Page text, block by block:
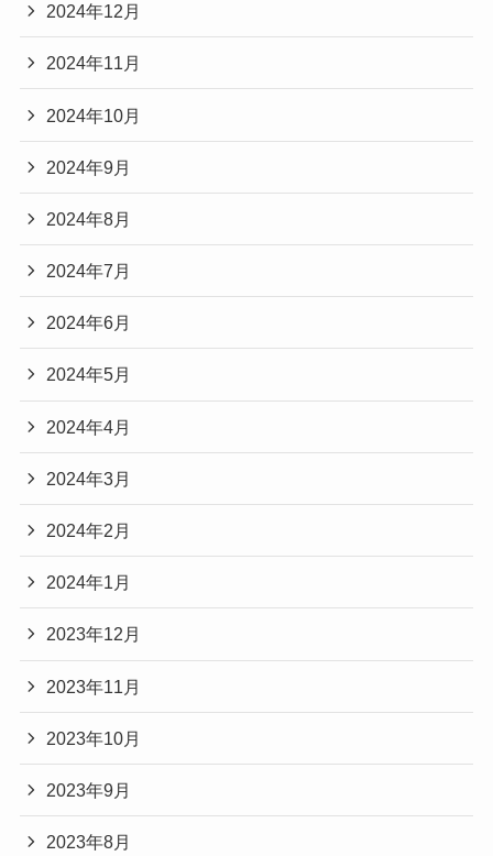
2024年12月
2024年11月
2024年10月
2024年9月
2024年8月
2024年7月
2024年6月
2024年5月
2024年4月
2024年3月
2024年2月
2024年1月
2023年12月
2023年11月
2023年10月
2023年9月
2023年8月